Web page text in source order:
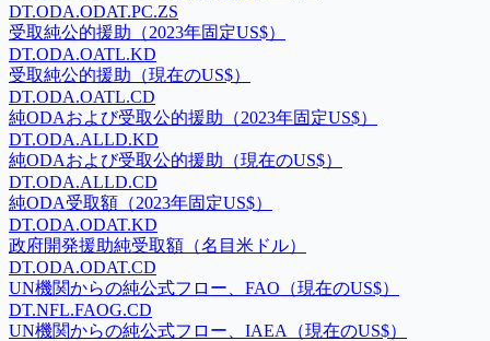
DT.ODA.ODAT.PC.ZS
受取純公的援助（2023年固定US$）
DT.ODA.OATL.KD
受取純公的援助（現在のUS$）
DT.ODA.OATL.CD
純ODAおよび受取公的援助（2023年固定US$）
DT.ODA.ALLD.KD
純ODAおよび受取公的援助（現在のUS$）
DT.ODA.ALLD.CD
純ODA受取額（2023年固定US$）
DT.ODA.ODAT.KD
政府開発援助純受取額（名目米ドル）
DT.ODA.ODAT.CD
UN機関からの純公式フロー、FAO（現在のUS$）
DT.NFL.FAOG.CD
UN機関からの純公式フロー、IAEA（現在のUS$）